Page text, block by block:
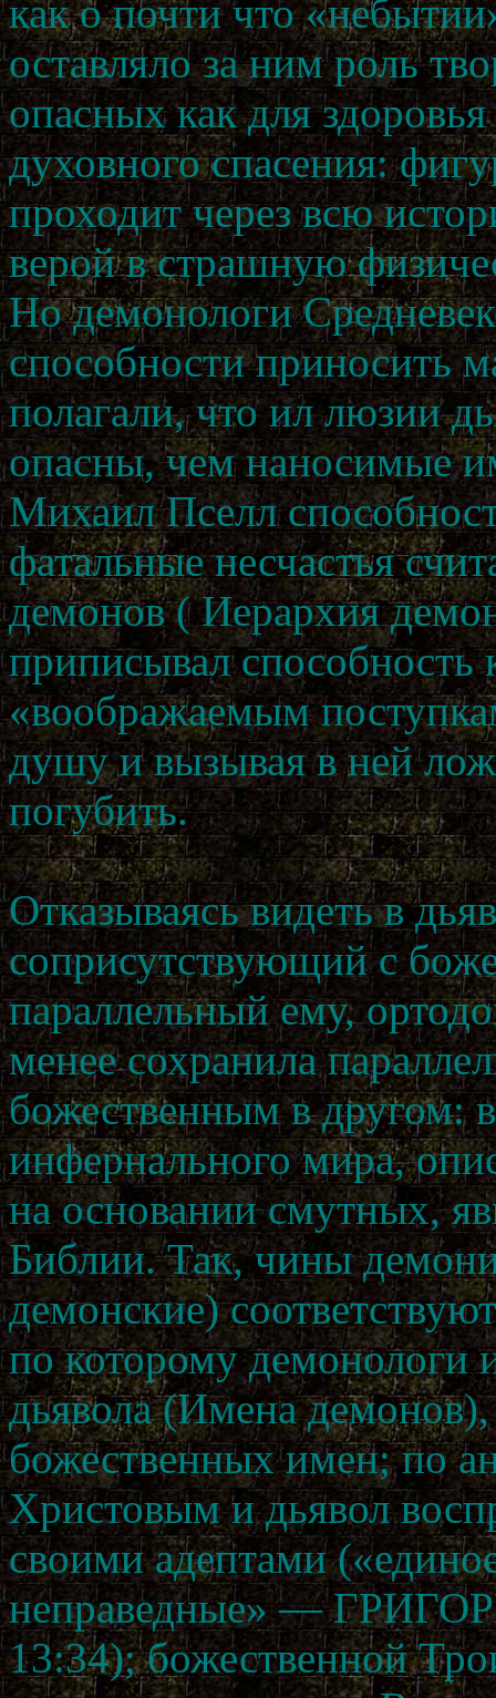
как о почти что
оставляло за ним роль
опасных как для
духовного спасения:
проходит через всю
верой в страшную
Но демонологи
способности приносить
полагали, что ил люзии
опасны, чем наносимые
Михаил Пселл
фатальные несчастья
демонов ( Иерархия
приписывал
«воображаемым
душу и вызывая в ней
погубить.
Отказываясь видеть в
соприсутствующий с
параллельный ему,
менее сохранила
божественным в другом:
инфернального мира,
на основании смутных,
Библии. Так, чины
демонские)
по которому демонологи
дьявола (Имена
божественных имен; по
Христовым и дьявол
своими адептами
неправедные» —
13:34); божественной